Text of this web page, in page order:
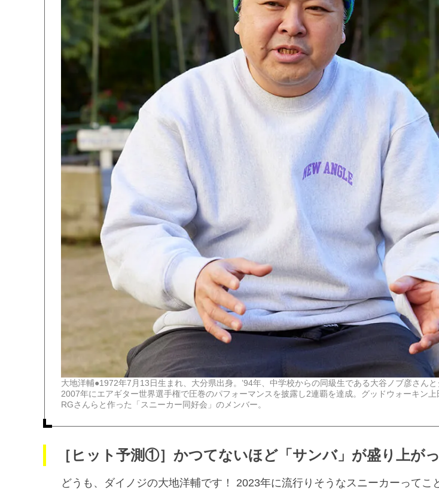
大地洋輔●1972年7月13日生まれ、大分県出身。’94年、中学校からの同級生である大谷ノブ彦さんと
2007年にエアギター世界選手権で圧巻のパフォーマンスを披露し2連覇を達成。グッドウォーキン
RGさんらと作った「スニーカー同好会」のメンバー。
［ヒット予測①］かつてないほど「サンバ」が盛り上が
どうも、ダイノジの大地洋輔です！ 2023年に流行りそうなスニーカーってこ